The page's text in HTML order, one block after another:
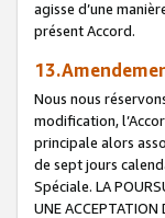
agisse d’une
présent Accord.
Nous nous
modification,
principale alors
de sept jours
Spéciale. LA
UNE ACCEPTATION